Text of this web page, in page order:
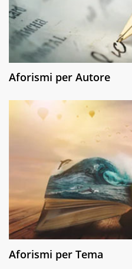
Aforismi per Autore
Aforismi per Tema